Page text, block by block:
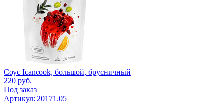
Соус Icancook, большой, брусничный
220 руб.
Под заказ
Артикул: 20171.05